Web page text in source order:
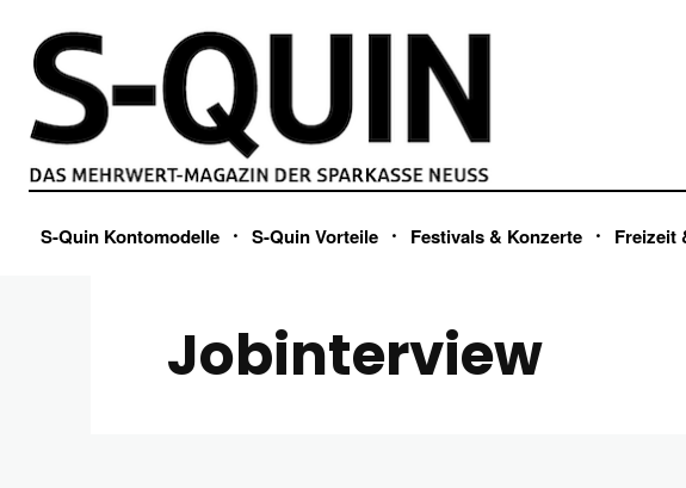
S-Quin Kontomodelle S-Quin Vorteile Festivals & Konzerte Freizeit
Jobinterview